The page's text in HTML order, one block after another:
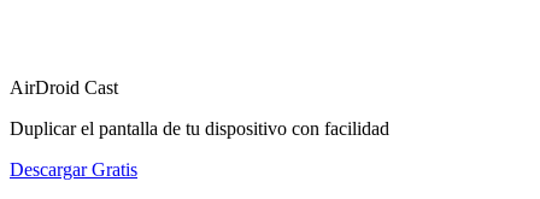
AirDroid Cast
Duplicar el pantalla de tu dispositivo con facilidad
Descargar Gratis